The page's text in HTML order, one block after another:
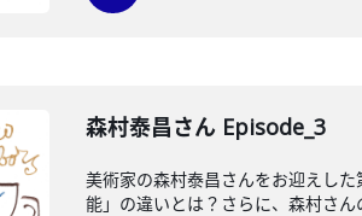
森村泰昌さん Episode_3
美術家の森村泰昌さんをお迎えし
能」の違いとは？さらに、森村さん